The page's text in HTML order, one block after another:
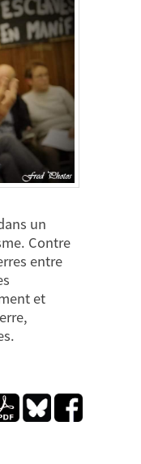
un
Contre
entre
et